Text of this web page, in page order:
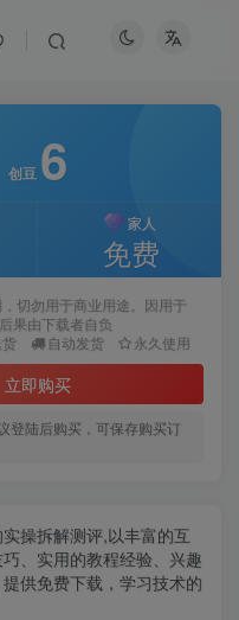
创豆 6
家人
免费
切勿用于商业用途。因用于
果由下载者自负
自动发货 永久使用
立即购买
登陆后购买，可保存购买订
操拆解测评,以丰富的互
、实用的教程经验、兴趣
供免费下载，学习技术的